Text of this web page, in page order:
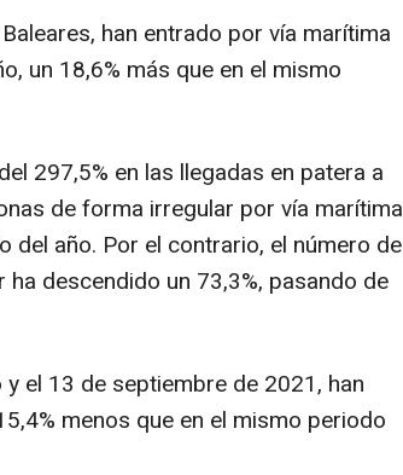
han entrado por vía marítima
un 18,6% más que en el mismo
297,5% en las llegadas en patera a
de forma irregular por vía marítima
del año. Por el contrario, el número de
descendido un 73,3%, pasando de
el 13 de septiembre de 2021, han
menos que en el mismo periodo